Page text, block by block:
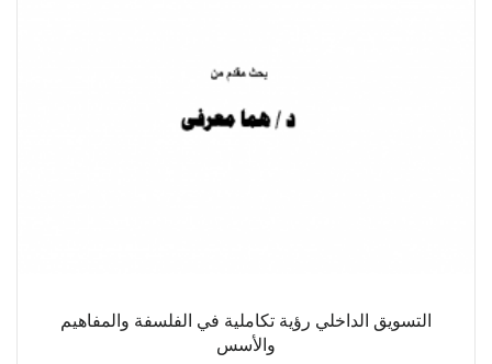
التسويق الداخلي رؤية تكاملية في الفلسفة والمفاهيم
والأسس